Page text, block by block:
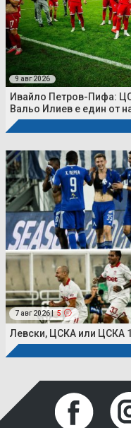
9 авг 2026
Ивайло Петров-Пифа:
Вальо Илиев е един от
7 авг 2026 | 5
Левски, ЦСКА или ЦСКА